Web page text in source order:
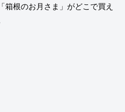
箱根のお月さま」がどこで買え